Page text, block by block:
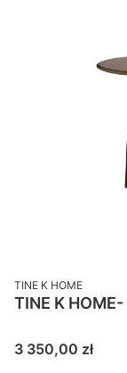
PRODUCENT
TINE K HOME
Cena
3 350,00 zł